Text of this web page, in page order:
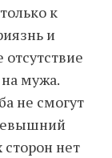
к
и
мужа.
не смогут
сторон нет